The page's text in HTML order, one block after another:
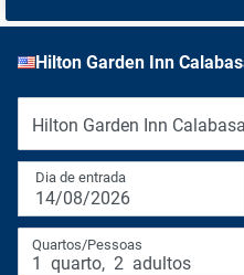
Hilton Garden Inn
Hilton Garden Inn
Dia de entrada
14/08/2026
Quartos/Pessoas
1 quarto, 2 adultos